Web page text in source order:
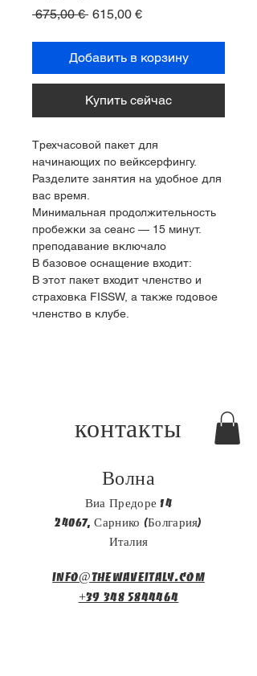
675,00 € Обычная
615,00 €Спеццена
Добавить в корзину
Купить сейчас
Трехчасовой пакет для
начинающих по вейксерфингу.
Разделите занятия на удобное для
вас время.
Минимальная продолжительность
пробежки за сеанс — 15 минут.
преподавание включало
В базовое оснащение входит:
В этот пакет входит членство и
страховка FISSW, а также годовое
членство в клубе.
контакты
Волна
Виа Предоре 14
24067, Сарнико (Болгария)
Италия
info@thewaveitaly.com
+39 348 5844464